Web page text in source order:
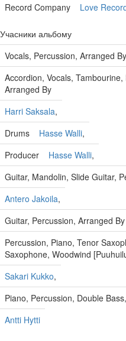
Record Company
Love
Учасники альбому
Vocals, Percussion, Arranged By
Accordion, Vocals,
Arranged By
Harri Saksala,
Drums
Hasse Walli,
Producer
Hasse Walli,
Guitar, Mandolin, Slide Guitar,
Antero Jakoila,
Guitar, Percussion, Arranged By
Percussion, Piano, Tenor
Saxophone, Woodwind
Sakari Kukko,
Piano, Percussion, Double
Antti Hytti